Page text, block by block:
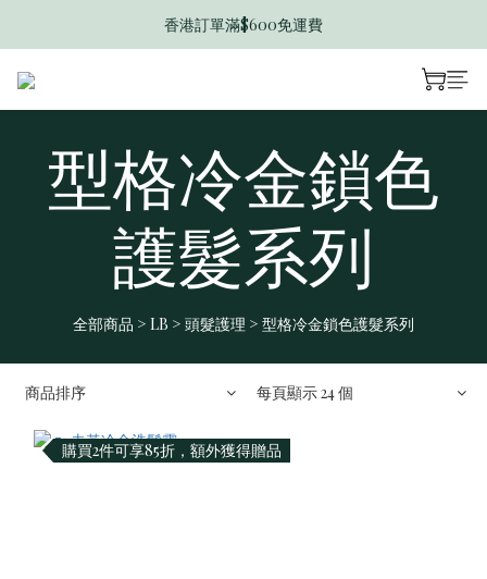
香港訂單滿$600免運費
香港訂單滿$600免運費
型格冷金鎖色
護髮系列
全部商品 > LB > 頭髮護理 > 型格冷金鎖色護髮系列
商品排序 每頁顯示 24 個
購買2件可享85折，額外獲得贈品